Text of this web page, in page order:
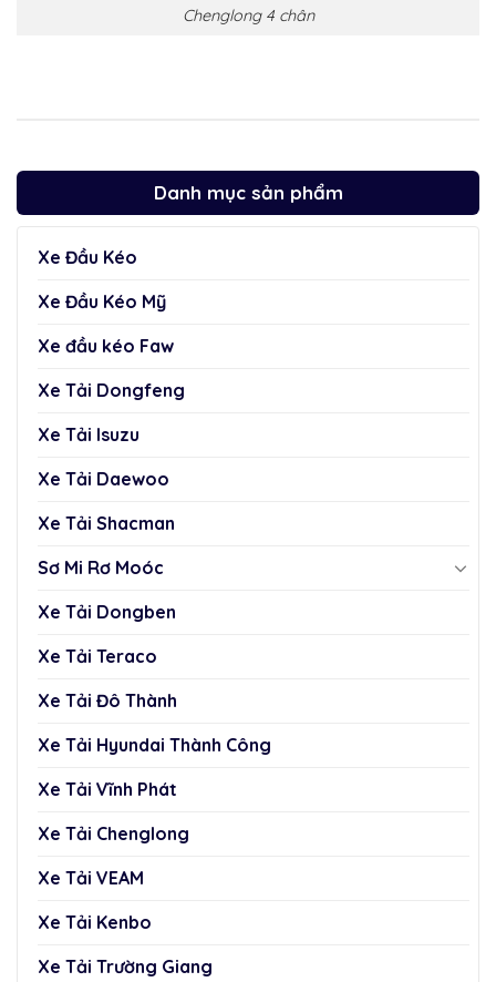
Danh mục sản phẩm
Xe Đầu Kéo
Xe Đầu Kéo Mỹ
Xe đầu kéo Faw
Xe Tải Dongfeng
Xe Tải Isuzu
Xe Tải Daewoo
Xe Tải Shacman
Sơ Mi Rơ Moóc
Xe Tải Dongben
Xe Tải Teraco
Xe Tải Đô Thành
Xe Tải Hyundai Thành Công
Xe Tải Vĩnh Phát
Xe Tải Chenglong
Xe Tải VEAM
Xe Tải Kenbo
Xe Tải Trường Giang
Chenglong 4 chân